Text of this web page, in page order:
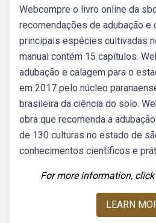
Webcompre o livro online da
recomendações de adubação e
principais espécies cultivadas
manual contém 15 capítulos.
adubação e calagem para o
em 2017 pelo núcleo
brasileira da ciência do solo.
obra que recomenda a
de 130 culturas no estado de
conhecimentos científicos e
For more information,
LEARN